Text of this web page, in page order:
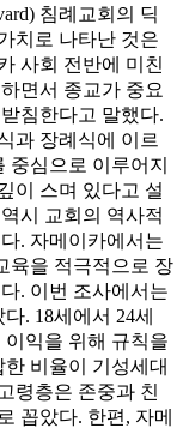
침례교회의 딕
치로 나타난 것은
사회 전반에 미친
면서 종교가 중요
침한다고 말했다.
과 장례식에 이르
중심으로 이루어지
이 스며 있다고 설
시 교회의 역사적
. 자메이카에서는
육을 적극적으로 장
. 이번 조사에서는
. 18세에서 24세
익을 위해 규칙을
비율이 기성세대
령층은 존중과 친
꼽았다. 한편, 자메